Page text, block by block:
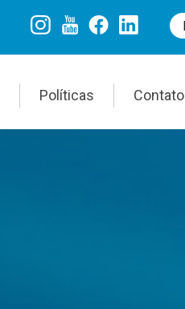
Políticas Contato